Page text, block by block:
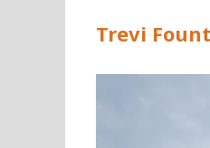
Trevi